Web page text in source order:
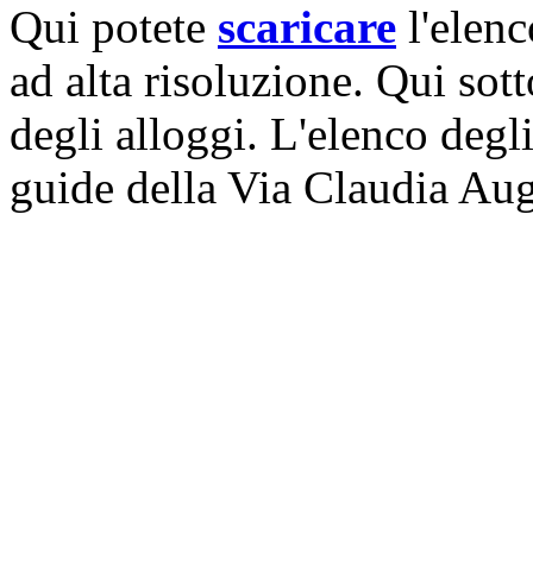
Qui potete scaricare
ad alta risoluzione. Qui
degli alloggi. L'elenco
guide della Via Claudia